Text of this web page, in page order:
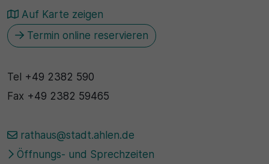
Auf Karte zeigen
Termin online reservieren
Tel +49 2382 590
Fax +49 2382 59465
rathaus@stadt.ahlen.de
Öffnungs- und Sprechzeiten